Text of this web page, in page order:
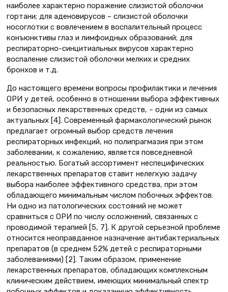
наиболее характерно поражение слизистой оболочки
гортани; для аденовирусов – слизистой оболочки
носоглотки с вовлечением в воспалительный процесс
конъюнктивы глаз и лимфоидных образований; для
респираторно-синцитиальных вирусов характерно
воспаление слизистой оболочки мелких и средних
бронхов и т.д.
До настоящего времени вопросы профилактики и лечения
ОРИ у детей, особенно в отношении выбора эффективных
и безопасных лекарственных средств, – одни из самых
актуальных [4]. Современный фармакологический рынок
предлагает огромный выбор средств лечения
респираторных инфекций, но полипрагмазия при этом
заболевании, к сожалению, является повседневной
реальностью. Богатый ассортимент неспецифических
лекарственных препаратов ставит нелегкую задачу
выбора наиболее эффективного средства, при этом
обладающего минимальным числом побочных эффектов.
Ни одно из патологических состояний не может
сравниться с ОРИ по числу осложнений, связанных с
проводимой терапией [5, 7]. К другой серьезной проблеме
относится неоправданное назначение антибактериальных
препаратов (в среднем 52% детей с респираторными
заболеваниями) [2]. Таким образом, применение
лекарственных препаратов, обладающих комплексным
клиническим действием, имеющих минимальный спектр